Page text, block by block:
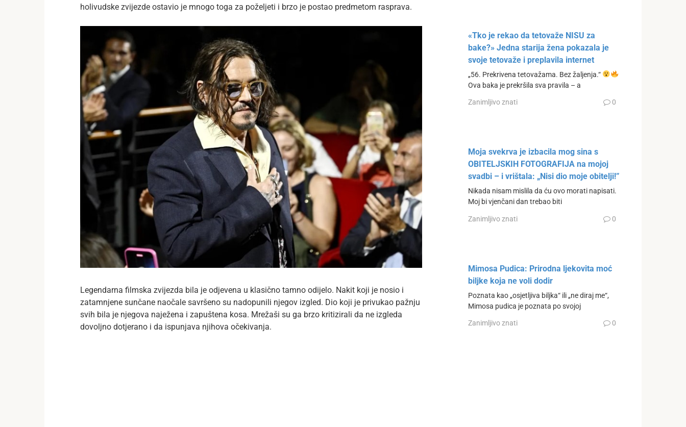
holivudske zvijezde ostavio je mnogo toga za poželjeti i brzo je postao predmetom rasprava.
Legendarna filmska zvijezda bila je odjevena u klasično tamno odijelo. Nakit koji je nosio i
zatamnjene sunčane naočale savršeno su nadopunili njegov izgled. Dio koji je privukao pažnju
svih bila je njegova naježena i zapuštena kosa. Mrežaši su ga brzo kritizirali da ne izgleda
dovoljno dotjerano i da ispunjava njihova očekivanja.
«Tko je rekao da tetovaže NISU za
bake?» Jedna starija žena pokazala je
svoje tetovaže i preplavila internet
„56. Prekrivena tetovažama. Bez žaljenja.“
Ova baka je prekršila sva pravila – a
Zanimljivo znati 0
Moja svekrva je izbacila mog sina s
OBITELJSKIH FOTOGRAFIJA na mojoj
svadbi – i vrištala: „Nisi dio moje obitelji!”
Nikada nisam mislila da ću ovo morati napisati.
Moj bi vjenčani dan trebao biti
Zanimljivo znati 0
Mimosa Pudica: Prirodna ljekovita moć
biljke koja ne voli dodir
Poznata kao „osjetljiva biljka“ ili „ne diraj me“,
Mimosa pudica je poznata po svojoj
Zanimljivo znati 0